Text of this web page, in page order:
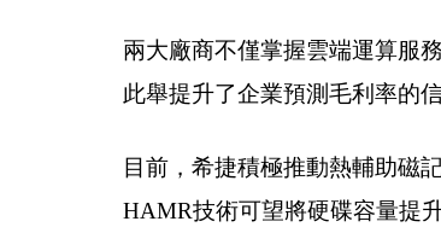
兩大廠商不僅掌握雲端運算服
此舉提升了企業預測毛利率的
目前，希捷積極推動熱輔助磁
HAMR技術可望將硬碟容量提